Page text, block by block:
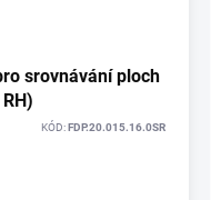
srovnávání ploch
KÓD:FDP.20.015.16.0SR